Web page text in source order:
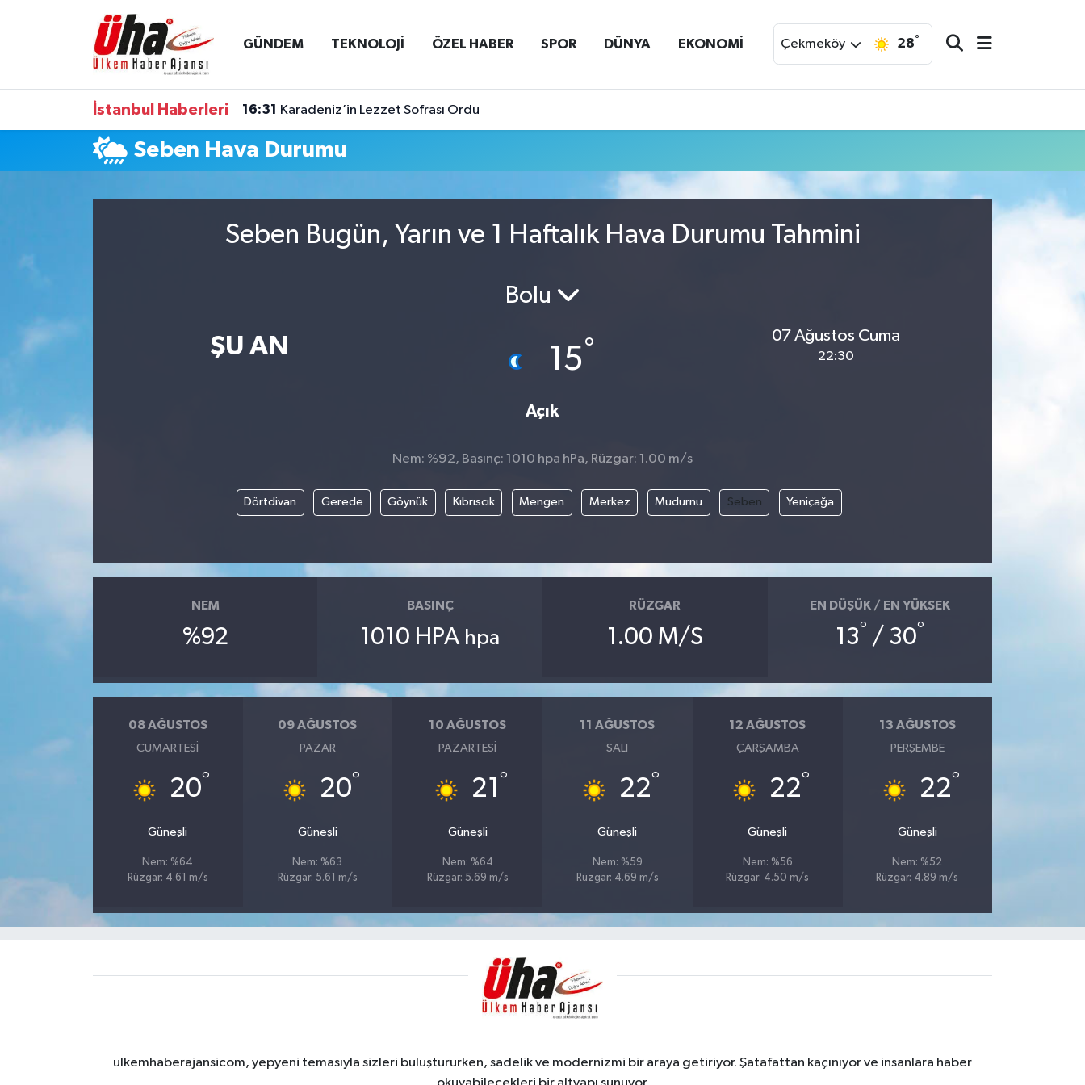
GÜNDEM TEKNOLOJİ ÖZEL HABER SPOR DÜNYA EKONOMİ Çekmeköy 28°
İstanbul Haberleri 16:31 Karadeniz’in Lezzet Sofrası Ordu
Seben Hava Durumu
Seben Bugün, Yarın ve 1 Haftalık Hava Durumu Tahmini
ŞU AN
Bolu
15°
Açık
07 Ağustos Cuma
22:30
Nem: %92, Basınç: 1010 hpa hPa, Rüzgar: 1.00 m/s
Dörtdivan Gerede Göynük Kıbrıscık Mengen Merkez Mudurnu Seben Yeniçağa
NEM
%92
BASINÇ
1010 HPA hpa
RÜZGAR
1.00 M/S
EN DÜŞÜK / EN YÜKSEK
13° / 30°
08 AĞUSTOS
CUMARTESI
20°
Güneşli
Nem: %64
Rüzgar: 4.61 m/s
09 AĞUSTOS
PAZAR
20°
Güneşli
Nem: %63
Rüzgar: 5.61 m/s
10 AĞUSTOS
PAZARTESI
21 °
Güneşli
Nem: %64
Rüzgar: 5.69 m/s
11 AĞUSTOS
SALI
22°
Güneşli
Nem: %59
Rüzgar: 4.69 m/s
12 AĞUSTOS
ÇARŞAMBA
22°
Güneşli
Nem: %56
Rüzgar: 4.50 m/s
13 AĞUSTOS
PERŞEMBE
22°
Güneşli
Nem: %52
Rüzgar: 4.89 m/s
ulkemhaberajansicom, yepyeni temasıyla sizleri buluştururken, sadelik ve modernizmi bir araya getiriyor. Şatafattan kaçınıyor ve insanlara haber
İstanbul Nöbetçi Eczaneler
İstanbul Hava Durumu
İstanbul Namaz Vakitleri
Süper Lig Puan Durumu ve Fikstür